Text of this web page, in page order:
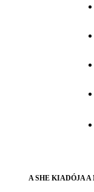
A SHE KIADÓJA